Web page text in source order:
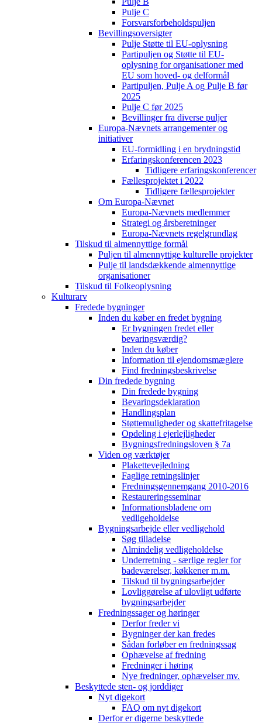
Pulje C
Forsvarsforbeholdspuljen
Bevillingsoversigter
Pulje Støtte til EU-oplysning
Partipuljen og Støtte til EU-
oplysning for organisationer med
EU som hoved- og delformål
Partipuljen, Pulje A og Pulje B før
2025
Pulje C før 2025
Bevillinger fra diverse puljer
Europa-Nævnets arrangementer og
initiativer
EU-formidling i en brydningstid
Erfaringskonferencen 2023
Tidligere erfaringskonferencer
Fællesprojektet i 2022
Tidligere fællesprojekter
Om Europa-Nævnet
Europa-Nævnets medlemmer
Strategi og årsberetninger
Europa-Nævnets regelgrundlag
Tilskud til almennyttige formål
Puljen til almennyttige kulturelle projekter
Pulje til landsdækkende almennyttige
organisationer
Tilskud til Folkeoplysning
Kulturarv
Fredede bygninger
Inden du køber en fredet bygning
Er bygningen fredet eller
bevaringsværdig?
Inden du køber
Information til ejendomsmæglere
Find fredningsbeskrivelse
Din fredede bygning
Din fredede bygning
Bevaringsdeklaration
Handlingsplan
Støttemuligheder og skattefritagelse
Opdeling i ejerlejligheder
Bygningsfredningsloven § 7a
Viden og værktøjer
Plakettevejledning
Faglige retningslinjer
Fredningsgennemgang 2010-2016
Restaureringsseminar
Informationsbladene om
vedligeholdelse
Bygningsarbejde eller vedligehold
Søg tilladelse
Almindelig vedligeholdelse
Underretning - særlige regler for
badeværelser, køkkener m.m.
Tilskud til bygningsarbejder
Lovliggørelse af ulovligt udførte
bygningsarbejder
Fredningssager og høringer
Derfor freder vi
Bygninger der kan fredes
Sådan forløber en fredningssag
Ophævelse af fredning
Fredninger i høring
Nye fredninger, ophævelser mv.
Beskyttede sten- og jorddiger
Nyt digekort
FAQ om nyt digekort
Derfor er digerne beskyttede